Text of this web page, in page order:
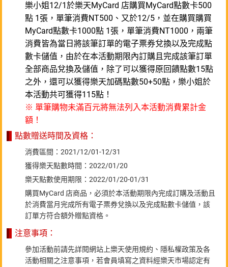
樂小姐12/1於樂天MyCard 店購買MyCard點數卡500
點 1張，單筆消費NT500、又於12/5，並在購買購買
MyCard點數卡1000點 1張，單筆消費NT1000，兩筆
消費皆為當日將該筆訂單的電子票券兌換以及完成點
數卡儲值，由於在本活動期限內訂購且完成該筆訂單
全部商品兌換及儲值，除了可以獲得原回饋點數15點
之外，還可以獲得樂天加碼點數50+50點，樂小姐於
本活動共可獲得115點！
※ 單筆購物未滿百元將無法列入本活動消費累計金
額！
點數贈送時間及資格：
消費區間：2021/12/01-12/31
獲得樂天點數時間：2022/01/20
樂天點數使用期限：2022/01/20-01/31
購買MyCard 店商品，必須於本活動期限內完成訂購及活動且
於消費當月完成所有電子票券兌換以及完成點數卡儲值，該
訂單方符合額外贈點資格。
注意事項：
參加活動前請先詳閱網站上樂天使用規約、隱私權政策及各
活動相關之注意事項，若會員填寫之資料經樂天市場認定有